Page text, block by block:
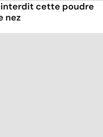
interdit cette poudre
nez